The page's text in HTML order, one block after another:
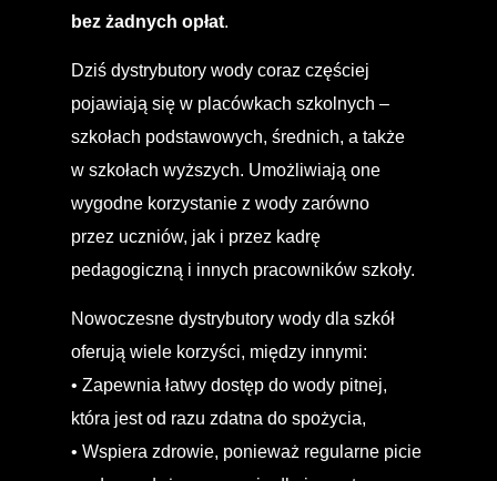
bez żadnych opłat.
Dziś dystrybutory wody coraz częściej
pojawiają się w placówkach szkolnych –
szkołach podstawowych, średnich, a także
w szkołach wyższych. Umożliwiają one
wygodne korzystanie z wody zarówno
przez uczniów, jak i przez kadrę
pedagogiczną i innych pracowników szkoły.
Nowoczesne dystrybutory wody dla szkół
oferują wiele korzyści, między innymi:
• Zapewnia łatwy dostęp do wody pitnej,
która jest od razu zdatna do spożycia,
• Wspiera zdrowie, ponieważ regularne picie